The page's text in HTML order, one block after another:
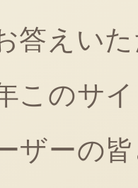
答えい
このサ
ザーの